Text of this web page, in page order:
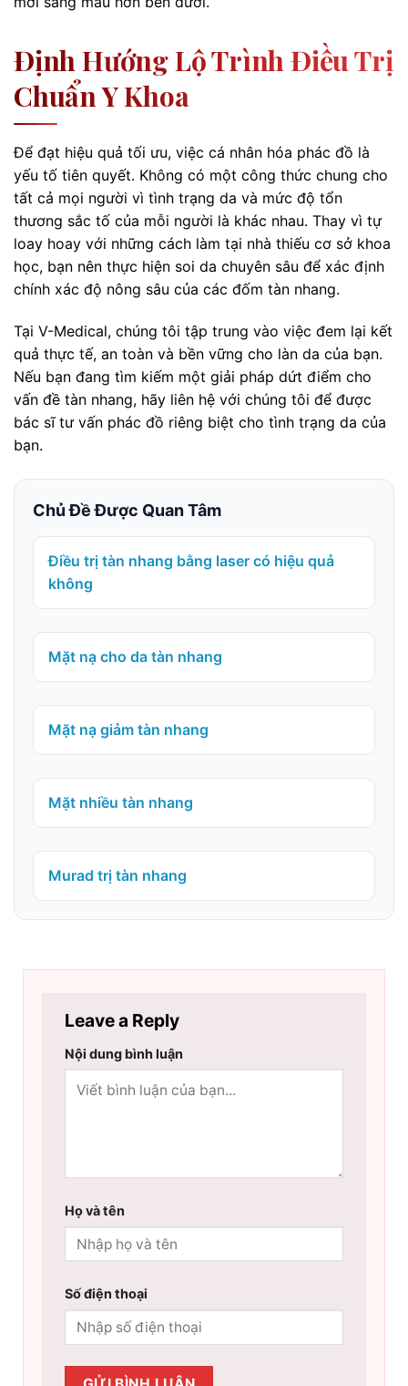
Định Hướng Lộ Trình Điều Trị
Chuẩn Y Khoa
Để đạt hiệu quả tối ưu, việc cá nhân hóa phác đồ là
yếu tố tiên quyết. Không có một công thức chung cho
tất cả mọi người vì tình trạng da và mức độ tổn
thương sắc tố của mỗi người là khác nhau. Thay vì tự
loay hoay với những cách làm tại nhà thiếu cơ sở khoa
học, bạn nên thực hiện soi da chuyên sâu để xác định
chính xác độ nông sâu của các đốm tàn nhang.
Tại V-Medical, chúng tôi tập trung vào việc đem lại kết
quả thực tế, an toàn và bền vững cho làn da của bạn.
Nếu bạn đang tìm kiếm một giải pháp dứt điểm cho
vấn đề tàn nhang, hãy liên hệ với chúng tôi để được
bác sĩ tư vấn phác đồ riêng biệt cho tình trạng da của
bạn.
Chủ Đề Được Quan Tâm
Điều trị tàn nhang bằng laser có hiệu quả
không
Mặt nạ cho da tàn nhang
Mặt nạ giảm tàn nhang
Mặt nhiều tàn nhang
Murad trị tàn nhang
Leave a Reply
Nội dung bình luận
Họ và tên
Số điện thoại